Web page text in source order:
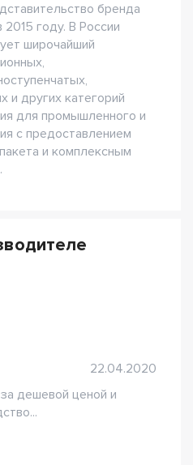
бренда
году. В России
широчайший
и других категорий
для промышленного и
с предоставлением
и комплексным
22.04.2020
дешевой ценой и